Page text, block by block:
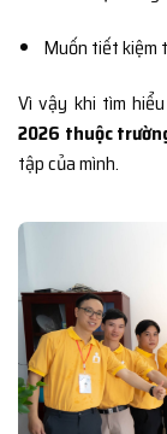
Muốn tiết kiệm
Vì vậy khi tìm hiểu
2026 thuộc
tập của mình.